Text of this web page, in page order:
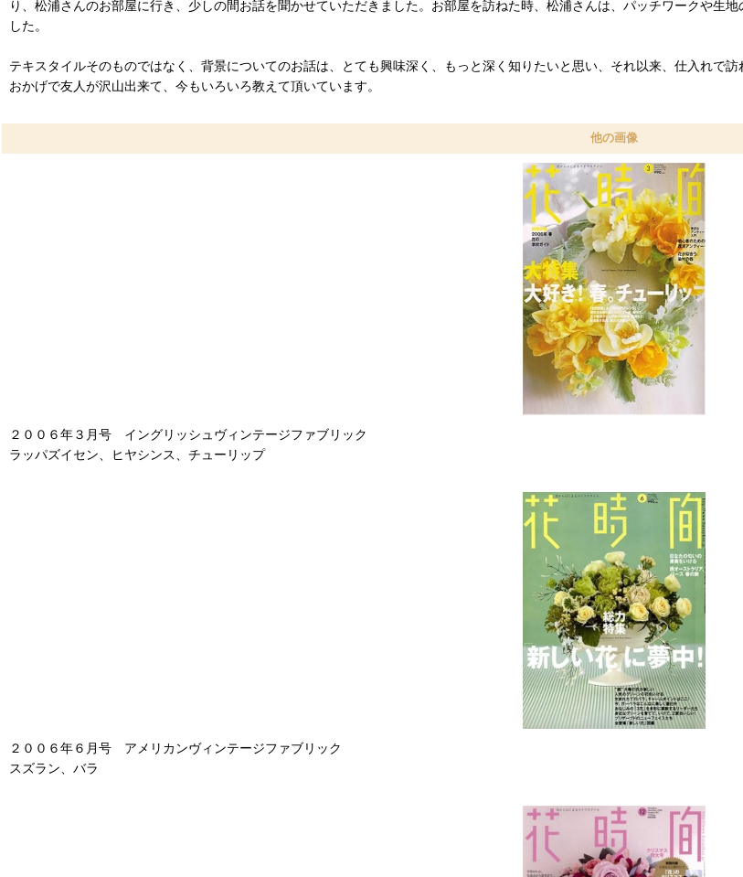
り、松浦さんのお部屋に行き、少しの間お話を聞かせていただきました。お部屋を訪ねた時、松浦さんは、パッチワークや生
した。
テキスタイルそのものではなく、背景についてのお話は、とても興味深く、もっと深く知りたいと思い、それ以来、仕入れで
おかげで友人が沢山出来て、今もいろいろ教えて頂いています。
他の画像
２００６年３月号 イングリッシュヴィンテージファブリック
ラッパズイセン、ヒヤシンス、チューリップ
２００６年６月号 アメリカンヴィンテージファブリック
スズラン、バラ